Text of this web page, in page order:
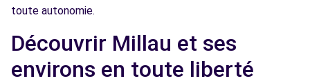
toute autonomie.
Découvrir Millau et ses
environs en toute liberté